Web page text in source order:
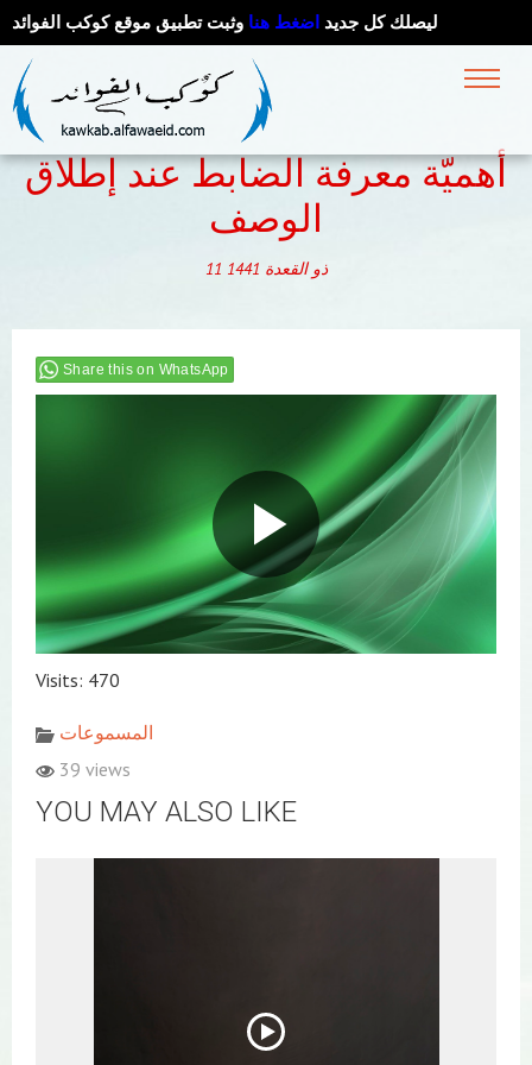
ليصلك كل جديد اضغط هنا وثبت تطبيق موقع كوكب الفوائد
أهميّة معرفة الضابط عند إطلاق
الوصف
11 ذو القعدة 1441
Share this on WhatsApp
Visits: 470
المسموعات
39 views
YOU MAY ALSO LIKE